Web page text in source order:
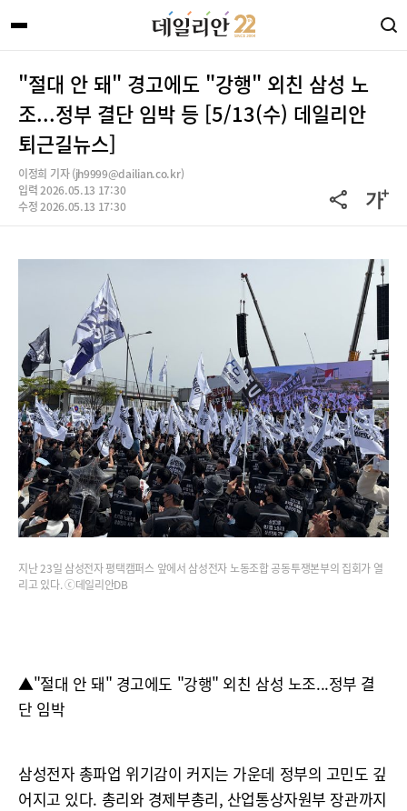
"절대 안 돼" 경고에도 "강행" 외친 삼성 노
조...정부 결단 임박 등 [5/13(수) 데일리안
퇴근길뉴스]
이정희 기자 (jh9999@dailian.co.kr)
입력 2026.05.13 17:30
수정 2026.05.13 17:30
지난 23일 삼성전자 평택캠퍼스 앞에서 삼성전자 노동조합 공동투쟁본부의 집회가 열
리고 있다. ⓒ데일리안DB
▲"절대 안 돼" 경고에도 "강행" 외친 삼성 노조...정부 결
단 임박
삼성전자 총파업 위기감이 커지는 가운데 정부의 고민도 깊
어지고 있다. 총리와 경제부총리, 산업통상자원부 장관까지